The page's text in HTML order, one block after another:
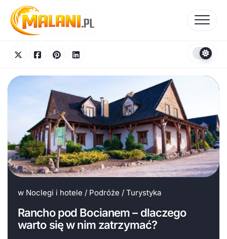
content
w Noclegi i hotele / Podróże / Turystyka
Rancho pod Bocianem – dlaczego
warto się w nim zatrzymać?